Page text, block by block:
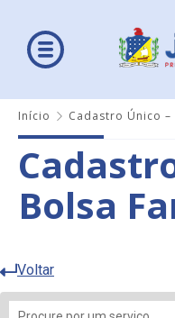
Início Cadastro Único –
Bolsa
Voltar